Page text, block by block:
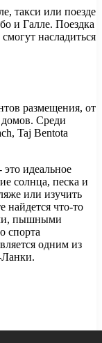
такси или поезде
и Галле. Поездка
насладиться
размещения, от
Среди
Taj Bentota
идеальное
солнца, песка и
или изучить
найдется что-то
пышными
спорта
одним из